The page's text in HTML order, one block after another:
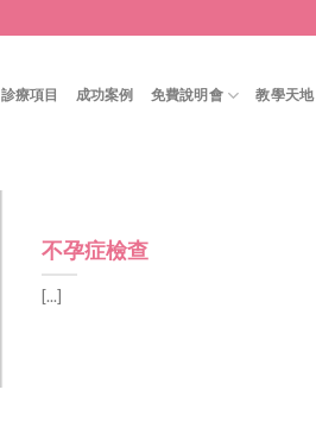
診療項目 成功案例 免費說明會 教學天地
不孕症檢查
[...]